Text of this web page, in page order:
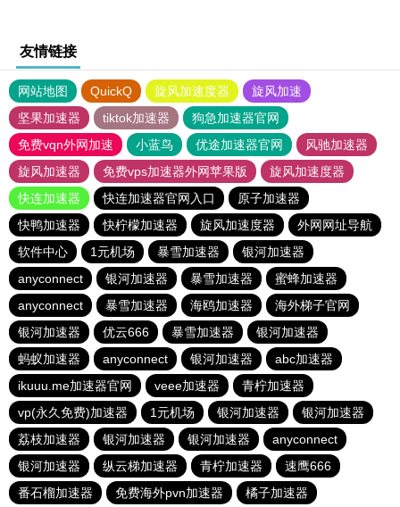
友情链接
网站地图 QuickQ 旋风加速度器
旋风加速
坚果加速器
tiktok加速器
狗急加速器官网
免费vqn外网加速
小蓝鸟 优途加速器官网
风驰加速器
旋风加速器
免费vps加速器外网苹果版
旋风加速度器
快连加速器
快连加速器官网入口
原子加速器
快鸭加速器
快柠檬加速器 旋风加速度器
外网网址导航
软件中心
1元机场 暴雪加速器
银河加速器
anyconnect
银河加速器 暴雪加速器
蜜蜂加速器
anyconnect
暴雪加速器 海鸥加速器
海外梯子官网
银河加速器
优云666 暴雪加速器
银河加速器
蚂蚁加速器
anyconnect 银河加速器
abc加速器
ikuuu.me加速器官网
veee加速器
青柠加速器
vp(永久免费)加速器
1元机场 银河加速器
银河加速器
荔枝加速器
银河加速器 银河加速器
anyconnect
银河加速器
纵云梯加速器 青柠加速器
速鹰666
番石榴加速器
免费海外pvn加速器 橘子加速器